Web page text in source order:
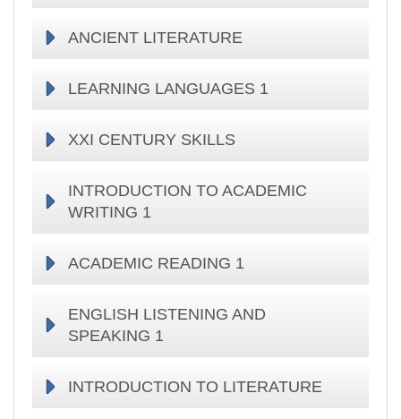
ANCIENT LITERATURE
LEARNING LANGUAGES 1
XXI CENTURY SKILLS
INTRODUCTION TO ACADEMIC
WRITING 1
ACADEMIC READING 1
ENGLISH LISTENING AND
SPEAKING 1
INTRODUCTION TO LITERATURE